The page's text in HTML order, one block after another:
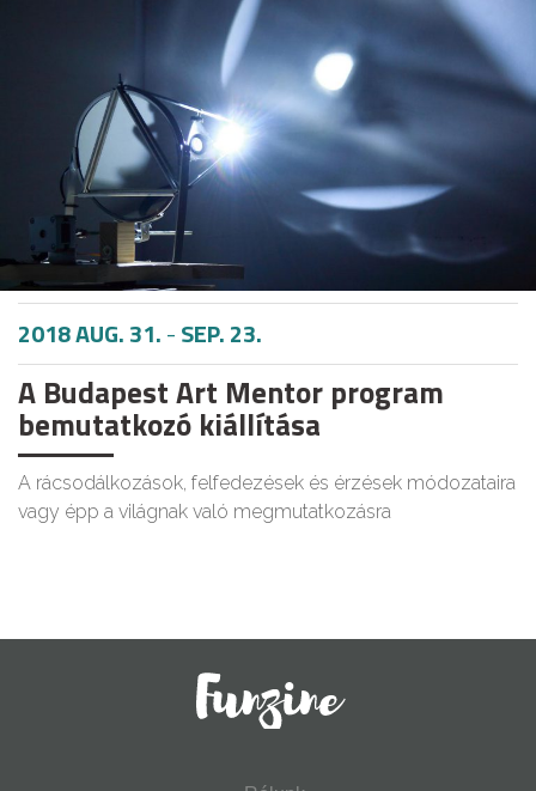
2018 AUG. 31.-SEP. 23.
A Budapest Art Mentor program
bemutatkozó kiállítása
A rácsodálkozások, felfedezések és érzések módozataira
vagy épp a világnak való megmutatkozásra